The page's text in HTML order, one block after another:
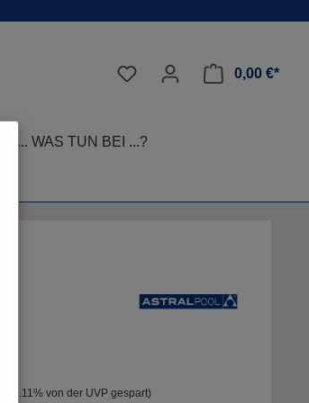
0,00 €*
... WAS TUN BEI ...?
(12.11% von der UVP gespart)